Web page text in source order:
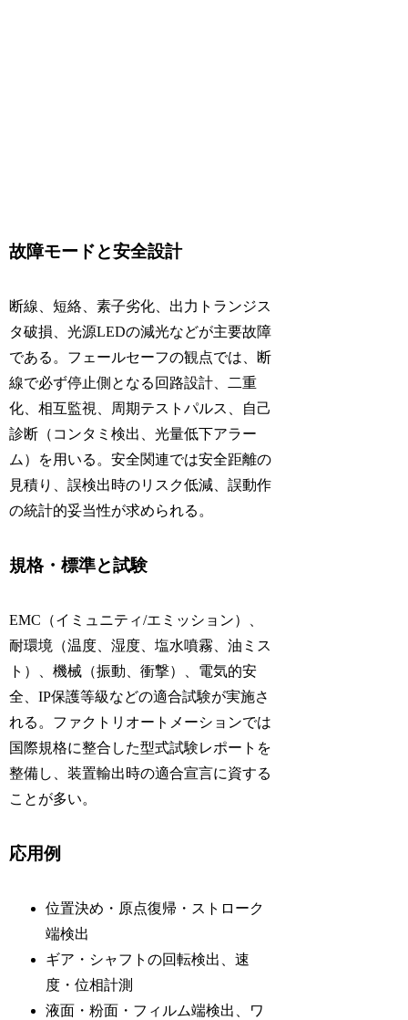
故障モードと安全設計
断線、短絡、素子劣化、出力トランジス
タ破損、光源LEDの減光などが主要故障
である。フェールセーフの観点では、断
線で必ず停止側となる回路設計、二重
化、相互監視、周期テストパルス、自己
診断（コンタミ検出、光量低下アラー
ム）を用いる。安全関連では安全距離の
見積り、誤検出時のリスク低減、誤動作
の統計的妥当性が求められる。
規格・標準と試験
EMC（イミュニティ/エミッション）、
耐環境（温度、湿度、塩水噴霧、油ミス
ト）、機械（振動、衝撃）、電気的安
全、IP保護等級などの適合試験が実施さ
れる。ファクトリオートメーションでは
国際規格に整合した型式試験レポートを
整備し、装置輸出時の適合宣言に資する
ことが多い。
応用例
位置決め・原点復帰・ストローク
端検出
ギア・シャフトの回転検出、速
度・位相計測
液面・粉面・フィルム端検出、ワ